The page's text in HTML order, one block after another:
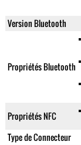
Version Bluetooth
Propriétés Bluetooth
Propriétés NFC
Type de Connecteur